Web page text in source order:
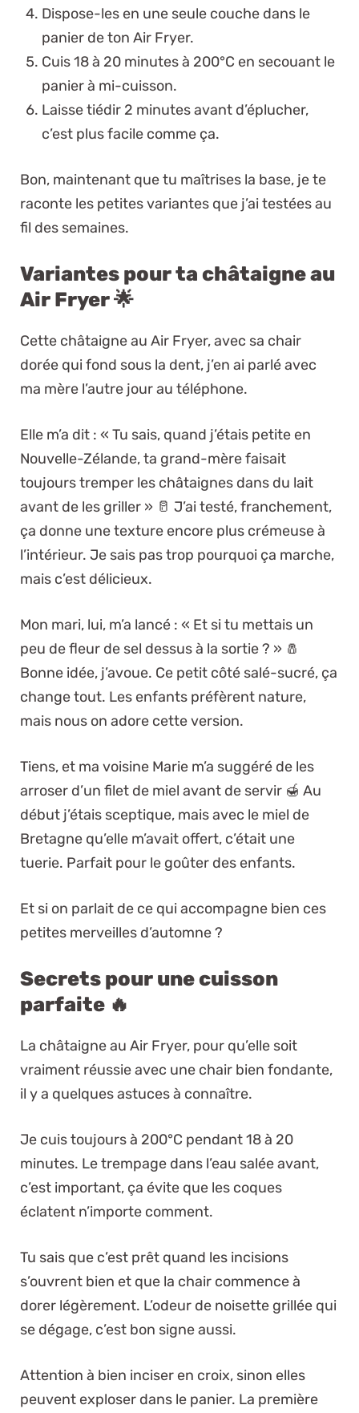
Dispose-les en une seule couche dans le
panier de ton Air Fryer.
Cuis 18 à 20 minutes à 200°C en secouant le
panier à mi-cuisson.
Laisse tiédir 2 minutes avant d’éplucher,
c’est plus facile comme ça.
Bon, maintenant que tu maîtrises la base, je te
raconte les petites variantes que j’ai testées au
fil des semaines.
Variantes pour ta châtaigne au
Air Fryer 🌟
Cette châtaigne au Air Fryer, avec sa chair
dorée qui fond sous la dent, j’en ai parlé avec
ma mère l’autre jour au téléphone.
Elle m’a dit : « Tu sais, quand j’étais petite en
Nouvelle-Zélande, ta grand-mère faisait
toujours tremper les châtaignes dans du lait
avant de les griller » 🥛 J’ai testé, franchement,
ça donne une texture encore plus crémeuse à
l’intérieur. Je sais pas trop pourquoi ça marche,
mais c’est délicieux.
Mon mari, lui, m’a lancé : « Et si tu mettais un
peu de fleur de sel dessus à la sortie ? » 🧂
Bonne idée, j’avoue. Ce petit côté salé-sucré, ça
change tout. Les enfants préfèrent nature,
mais nous on adore cette version.
Tiens, et ma voisine Marie m’a suggéré de les
arroser d’un filet de miel avant de servir 🍯 Au
début j’étais sceptique, mais avec le miel de
Bretagne qu’elle m’avait offert, c’était une
tuerie. Parfait pour le goûter des enfants.
Et si on parlait de ce qui accompagne bien ces
petites merveilles d’automne ?
Secrets pour une cuisson
parfaite 🔥
La châtaigne au Air Fryer, pour qu’elle soit
vraiment réussie avec une chair bien fondante,
il y a quelques astuces à connaître.
Je cuis toujours à 200°C pendant 18 à 20
minutes. Le trempage dans l’eau salée avant,
c’est important, ça évite que les coques
éclatent n’importe comment.
Tu sais que c’est prêt quand les incisions
s’ouvrent bien et que la chair commence à
dorer légèrement. L’odeur de noisette grillée qui
se dégage, c’est bon signe aussi.
Attention à bien inciser en croix, sinon elles
peuvent exploser dans le panier. La première